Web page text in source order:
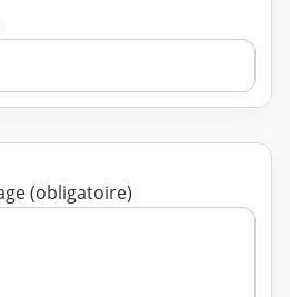
Texte de votre message (obligatoire)